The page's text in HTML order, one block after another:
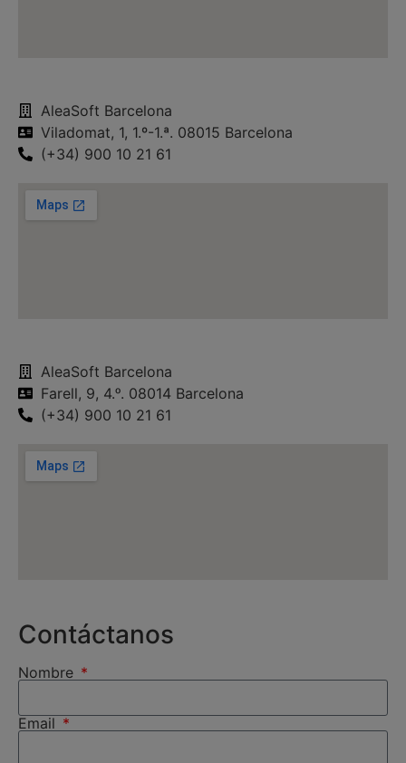
AleaSoft Barcelona
Viladomat, 1, 1.º-1.ª. 08015 Barcelona
(+34) 900 10 21 61
AleaSoft Barcelona
Farell, 9, 4.ᵒ. 08014 Barcelona
(+34) 900 10 21 61
Contáctanos
Nombre
Email